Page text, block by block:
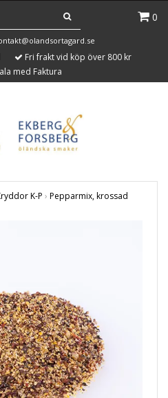
0
Fri frakt vid köp över 800 kr
med Faktura
K-P › Pepparmix, krossad